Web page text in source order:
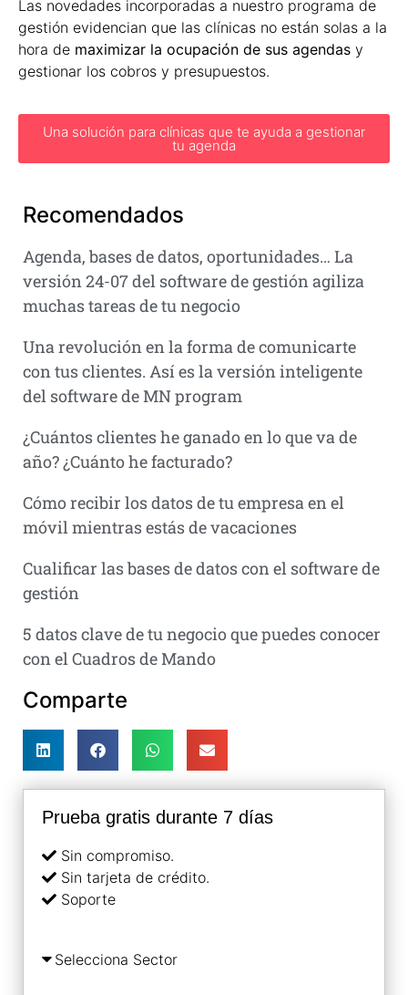
Las novedades incorporadas a nuestro programa de
gestión evidencian que las clínicas no están solas a la
hora de maximizar la ocupación de sus agendas y
gestionar los cobros y presupuestos.
Una solución para clínicas que te ayuda a gestionar
tu agenda
Recomendados
Agenda, bases de datos, oportunidades… La
versión 24-07 del software de gestión agiliza
muchas tareas de tu negocio
Una revolución en la forma de comunicarte
con tus clientes. Así es la versión inteligente
del software de MN program
¿Cuántos clientes he ganado en lo que va de
año? ¿Cuánto he facturado?
Cómo recibir los datos de tu empresa en el
móvil mientras estás de vacaciones
Cualificar las bases de datos con el software de
gestión
5 datos clave de tu negocio que puedes conocer
con el Cuadros de Mando
Comparte
Prueba gratis durante 7 días
Sin compromiso.
Sin tarjeta de crédito.
Soporte